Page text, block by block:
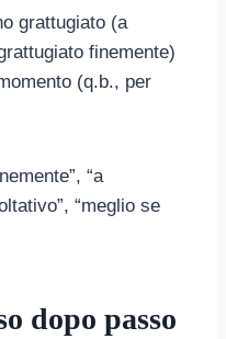
grattugiato (a
finemente)
(q.b., per
“a
“meglio se
dopo passo